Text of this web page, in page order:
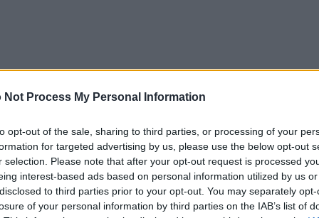
Not Process My Personal Information
opt-out of the sale, sharing to third parties, or processing of your
for targeted advertising by us, please use the below opt-out
selection. Please note that after your opt-out request is processed
interest-based ads based on personal information utilized by us
to third parties prior to your opt-out. You may separately
of your personal information by third parties on the IAB’s list of
aiutare a superare l’empasse, che
questo modello economico emergente: